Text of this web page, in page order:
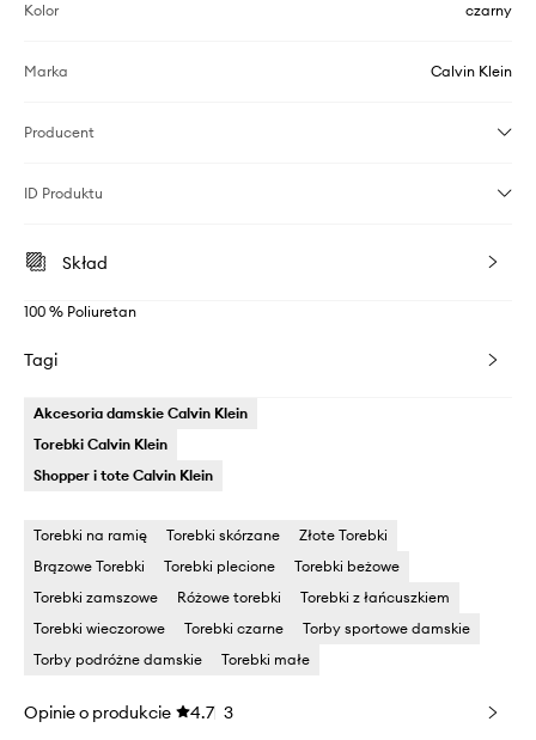
Kolor czarny
Marka Calvin Klein
Producent
ID Produktu
Skład
100 % Poliuretan
Tagi
Akcesoria damskie Calvin Klein
Torebki Calvin Klein
Shopper i tote Calvin Klein
Torebki na ramię Torebki skórzane
Złote Torebki
Brązowe Torebki
Torebki plecione
Torebki beżowe
Torebki zamszowe
Różowe torebki
Torebki z łańcuszkiem
Torebki wieczorowe
Torebki czarne
Torby sportowe damskie
Torby podróżne damskie
Torebki małe
Opinie o produkcie 4.7 3